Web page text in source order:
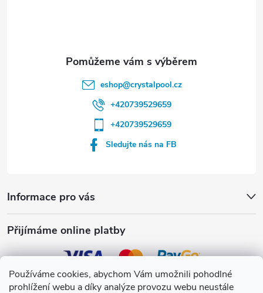
Používáme cookies, abychom Vám umožnili pohodlné
prohlížení webu a díky analýze provozu webu neustále
Informace pro vás
Přijímáme online platby
eshop@crystalpool.cz
+420739529659
+420739529659
Sledujte nás na FB